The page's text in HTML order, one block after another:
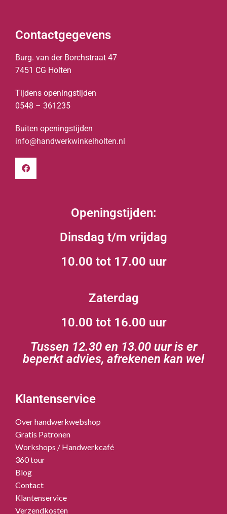
Contactgegevens
Burg. van der Borchstraat 47
7451 CG Holten
Tijdens openingstijden
0548 – 361235
Buiten openingstijden
info@handwerkwinkelholten.nl
Openingstijden:
Dinsdag t/m vrijdag
10.00 tot 17.00 uur
Zaterdag
10.00 tot 16.00 uur
Tussen 12.30 en 13.00 uur is er
beperkt advies, afrekenen kan wel
Klantenservice
Over handwerkwebshop
Gratis Patronen
Workshops / Handwerkcafé
360 tour
Blog
Contact
Klantenservice
Verzendkosten